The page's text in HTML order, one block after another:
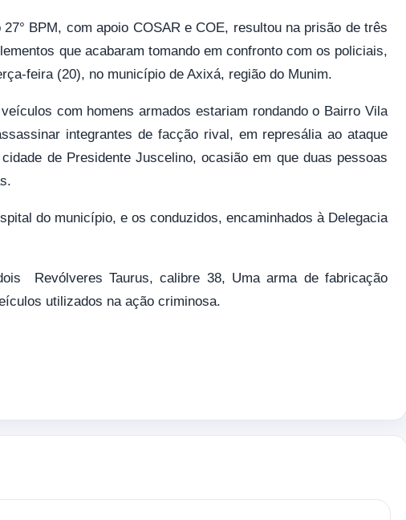
BPM, com apoio COSAR e COE, resultou na prisão de três
que acabaram tomando em confronto com os policiais,
feira (20), no município de Axixá, região do Munim.
com homens armados estariam rondando o Bairro Vila
integrantes de facção rival, em represália ao ataque
de Presidente Juscelino, ocasião em que duas pessoas
do município, e os conduzidos, encaminhados à Delegacia
Revólveres Taurus, calibre 38, Uma arma de fabricação
utilizados na ação criminosa.